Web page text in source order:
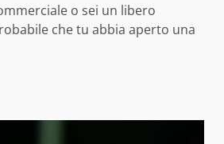
o sei un libero
che tu abbia aperto una